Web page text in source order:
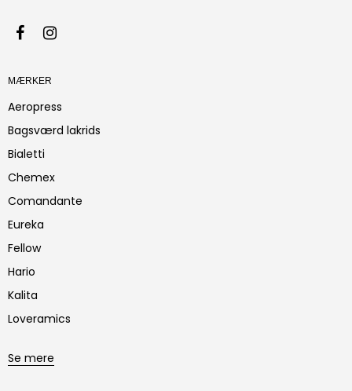
MÆRKER
Aeropress
Bagsværd lakrids
Bialetti
Chemex
Comandante
Eureka
Fellow
Hario
Kalita
Loveramics
Se mere